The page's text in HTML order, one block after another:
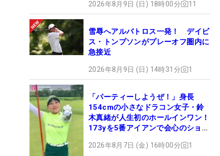
2026年8月9日 (日) 18時00分 11
雪辱へアルバトロス一発！ デイビ
ス・トンプソンがプレーオフ圏内に
急接近
2026年8月9日 (日) 14時31分 1
「パーティーしようぜ！」身長
154cmの小さなドラコン女子・鈴
木真緒が人生初のホールインワン！
173yを5番アイアンで会心のショッ
2026年8月7日 (金) 16時00分 1